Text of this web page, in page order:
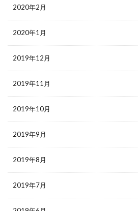
2020年2月
2020年1月
2019年12月
2019年11月
2019年10月
2019年9月
2019年8月
2019年7月